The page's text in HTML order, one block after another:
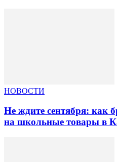
НОВОСТИ
Не ждите сентября: как
на школьные товары в